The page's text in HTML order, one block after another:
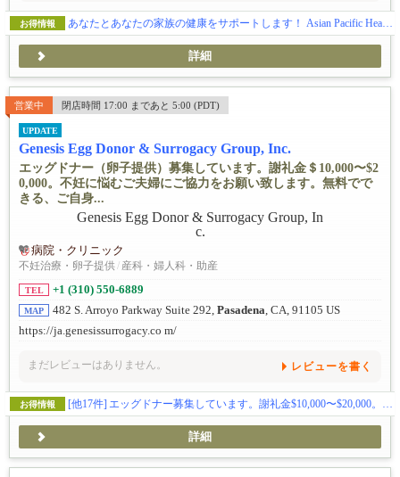
お得情報 あなたとあなたの家族の健康をサポートします！ Asian Pacific Health Care Venture, Inc.
詳細
営業中 閉店時間 17:00 まであと 5:00 (PDT)
UPDATE
Genesis Egg Donor & Surrogacy Group, Inc.
エッグドナー（卵子提供）募集しています。謝礼金＄10,000〜$2
0,000。不妊に悩むご夫婦にご協力をお願い致します。無料でで
きる、ご自身...
病院・クリニック
不妊治療・卵子提供/ 産科・婦人科・助産
TEL +1 (310) 550-6889
MAP 482 S. Arroyo Parkway Suite 292, Pasadena , CA, 91105 US
https://ja.genesissurrogacy.co m/
まだレビューはありません。 レビューを書く
お得情報 [他17件] エッグドナー募集しています。謝礼金$10,000〜$20,000。交通費も別途支給。
詳細